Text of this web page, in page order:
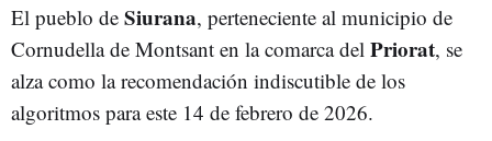
El pueblo de Siurana, perteneciente al municipio de
Cornudella de Montsant en la comarca del Priorat, se
alza como la recomendación indiscutible de los
algoritmos para este 14 de febrero de 2026.